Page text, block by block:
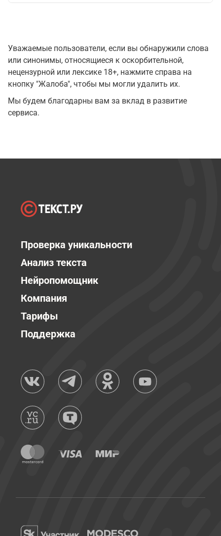
Уважаемые пользователи, если вы обнаружили слова
или синонимы, относящиеся к оскорбительной,
нецензурной или лексике 18+, нажмите справа на
кнопку "Жалоба", чтобы мы могли удалить их.
Мы будем благодарны вам за вклад в развитие
сервиса.
Проверка уникальности
Анализ текста
Нейропомощник
Компания
Тарифы
Поддержка